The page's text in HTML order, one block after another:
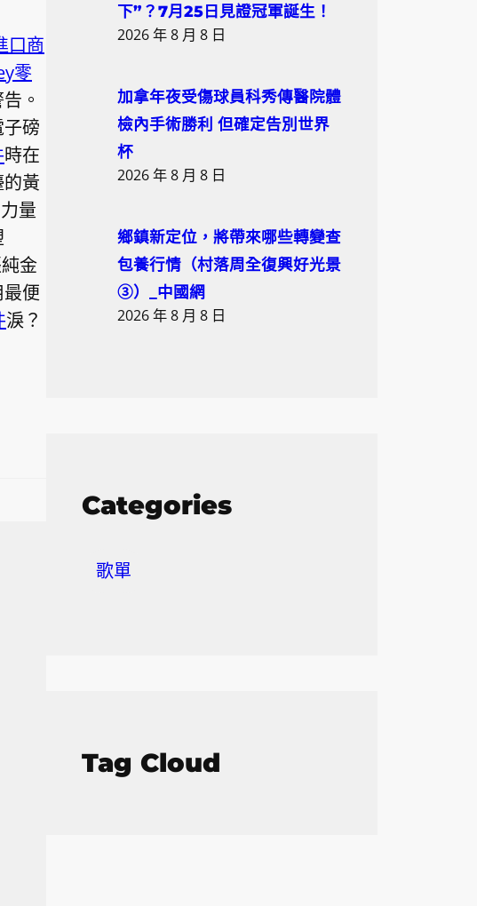
口商
零
。
磅
時在
黃
量
金
便
淚？
下”？7月25日見證冠軍誕生！
2026 年 8 月 8 日
加拿年夜受傷球員科秀傳醫院體
檢內手術勝利 但確定告別世界
杯
2026 年 8 月 8 日
鄉鎮新定位，將帶來哪些轉變查
包養行情（村落周全復興好光景
③）_中國網
2026 年 8 月 8 日
Categories
歌單
Tag Cloud